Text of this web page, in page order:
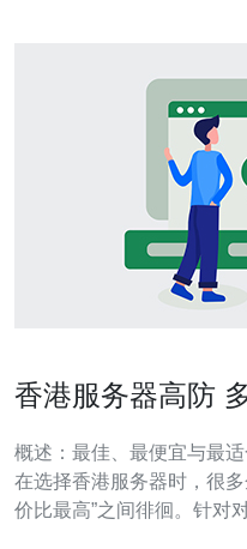
香港服务器高防
概述：最佳、最便宜与最
在选择香港服务器时，很多
价比最高”之间徘徊。针对